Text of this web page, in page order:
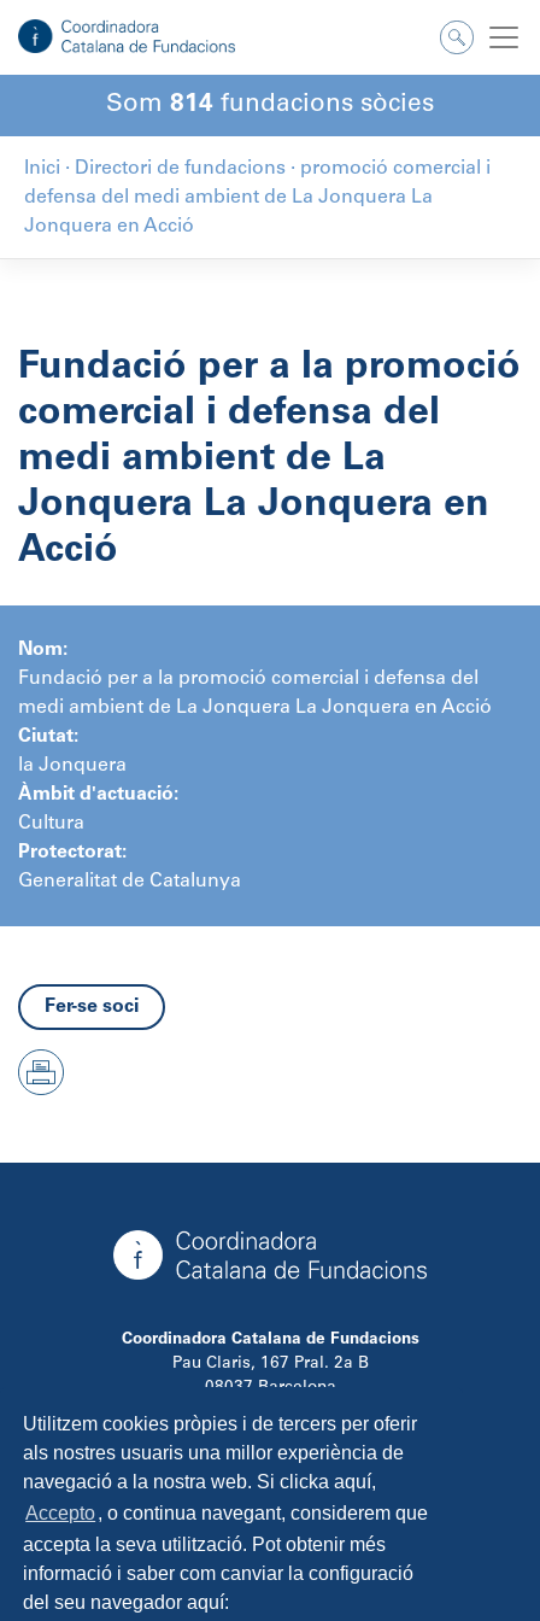
Utilitzem cookies pròpies i de tercers per oferir
als nostres usuaris una millor experiència de
navegació a la nostra web. Si clicka aquí,
Accepto, o continua navegant, considerem que
accepta la seva utilització. Pot obtenir més
informació i saber com canviar la configuració
del seu navegador aquí:
contingut
Som 814 fundacions sòcies
Inici · Directori de fundacions · promoció comercial i
defensa del medi ambient de La Jonquera La
Jonquera en Acció
Fundació per a la promoció
comercial i defensa del
medi ambient de La
Jonquera La Jonquera en
Acció
Nom:
Fundació per a la promoció comercial i defensa del
medi ambient de La Jonquera La Jonquera en Acció
Ciutat:
la Jonquera
Àmbit d'actuació:
Cultura
Protectorat:
Generalitat de Catalunya
Fer-se soci
Coordinadora Catalana de Fundacions
Pau Claris, 167 Pral. 2a B
08037 Barcelona
T. 934 881 480
info@ccfundacions.cat
Contacta
Política de privadesa